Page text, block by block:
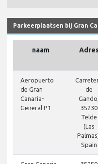
Parkeerplaatsen bij Gran
naam
Aeropuerto
de Gran
Canaria-
General P1
de
Gando,
35230
Telde
(Las
Spain